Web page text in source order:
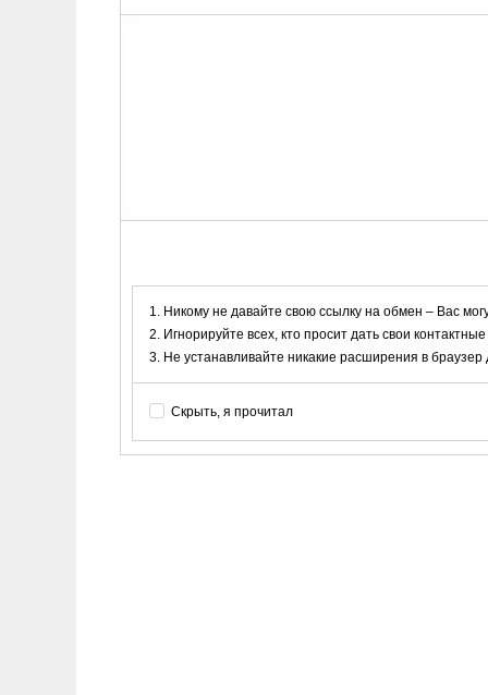
Никому не давайте свою ссылку на обмен – Вас
Игнорируйте всех, кто просит дать свои
Не устанавливайте никакие расширения в
Скрыть, я прочитал